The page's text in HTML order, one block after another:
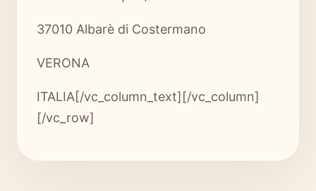
37010 Albarè di Costermano
VERONA
ITALIA[/vc_column_text][/vc_column]
[/vc_row]